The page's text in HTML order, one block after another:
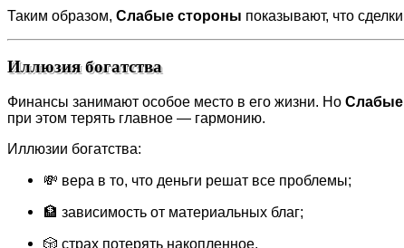
Таким образом, Слабые стороны показывают, что
Иллюзия богатства
Финансы занимают особое место в его жизни. Но Слабые
при этом терять главное — гармонию.
Иллюзии богатства:
💸 вера в то, что деньги решат все проблемы;
🏦 зависимость от материальных благ;
🎲 страх потерять накопленное.